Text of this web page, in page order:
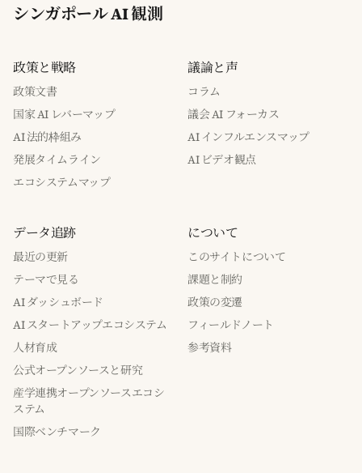
シンガポール AI 観測
政策と戦略
政策文書
国家 AI レバーマップ
AI 法的枠組み
発展タイムライン
エコシステムマップ
議論と声
コラム
議会 AI フォーカス
AI インフルエンスマップ
AI ビデオ観点
データ追跡
最近の更新
テーマで見る
AI ダッシュボード
AI スタートアップエコシステム
人材育成
公式オープンソースと研究
産学連携オープンソースエコシ
ステム
国際ベンチマーク
について
このサイトについて
課題と制約
政策の変遷
フィールドノート
参考資料